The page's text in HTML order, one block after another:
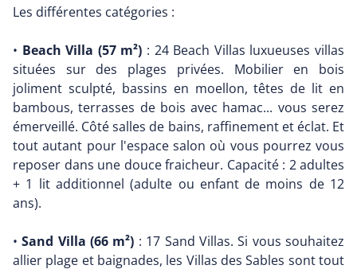
Les différentes catégories :
• Beach Villa (57 m²) : 24 Beach Villas luxueuses villas
situées sur des plages privées. Mobilier en bois
joliment sculpté, bassins en moellon, têtes de lit en
bambous, terrasses de bois avec hamac... vous serez
émerveillé. Côté salles de bains, raffinement et éclat. Et
tout autant pour l'espace salon où vous pourrez vous
reposer dans une douce fraicheur. Capacité : 2 adultes
+ 1 lit additionnel (adulte ou enfant de moins de 12
ans).
•Sand Villa (66 m²) : 17 Sand Villas. Si vous souhaitez
allier plage et baignades, les Villas des Sables sont tout